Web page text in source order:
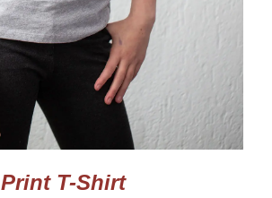
KÖNNEN
AUF
DER
PRODUKTSEITE
GEWÄHLT
WERDEN
Print T-Shirt